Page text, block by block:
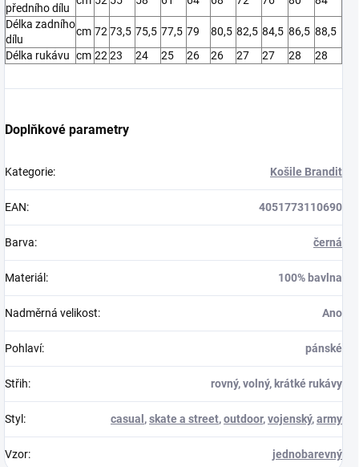
předního dílu
Délka zadního
dílu
cm 72 73,5 75,5 77,5 79 80,5 82,5 84,5 86,5 88,5
Délka rukávu cm 22 23 24 25 26 26 27 27 28 28
Doplňkové parametry
Kategorie: Košile Brandit
EAN: 4051773110690
Barva: černá
Materiál : 100% bavlna
Nadměrná velikost: Ano
Pohlaví: pánské
Střih: rovný, volný, krátké rukávy
Styl : casual ,skate a street,outdoor,vojenský,army
Vzor: jednobarevný